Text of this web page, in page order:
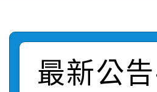
絕-親子共
站幸福系
踴躍報名
115學年度
結果
【甄選結
最新公